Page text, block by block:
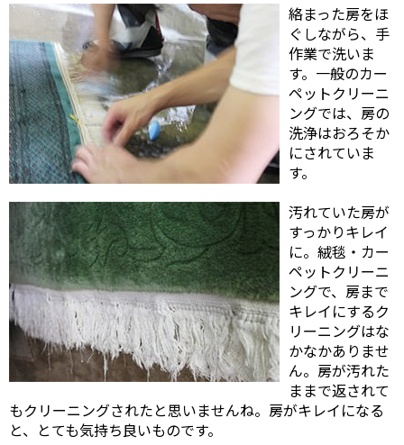
絡まった房をほ
ぐしながら、手
作業で洗いま
す。一般のカー
ペットクリーニ
ングでは、房の
洗浄はおろそか
にされていま
す。
汚れていた房が
すっかりキレイ
に。絨毯・カー
ペットクリーニ
ングで、房まで
キレイにするク
リーニングはな
かなかありませ
ん。房が汚れた
ままで返されて
もクリーニングされたと思いませんね。房がキレイになる
と、とても気持ち良いものです。